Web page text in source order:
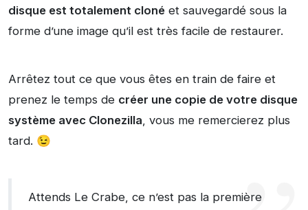
disque est totalement cloné et sauvegardé sous la
forme d’une image qu’il est très facile de restaurer.
Arrêtez tout ce que vous êtes en train de faire et
prenez le temps de créer une copie de votre disque
système avec Clonezilla, vous me remercierez plus
tard. 😉
Attends Le Crabe, ce n’est pas la première